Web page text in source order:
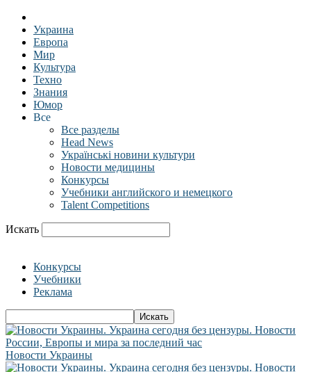
Украина
Европа
Мир
Культура
Техно
Знания
Юмор
Все
Все разделы
Head News
Українські новини культури
Новости медицины
Конкурсы
Учебники английского и немецкого
Talent Competitions
Искать
Конкурсы
Учебники
Реклама
Новости Украины